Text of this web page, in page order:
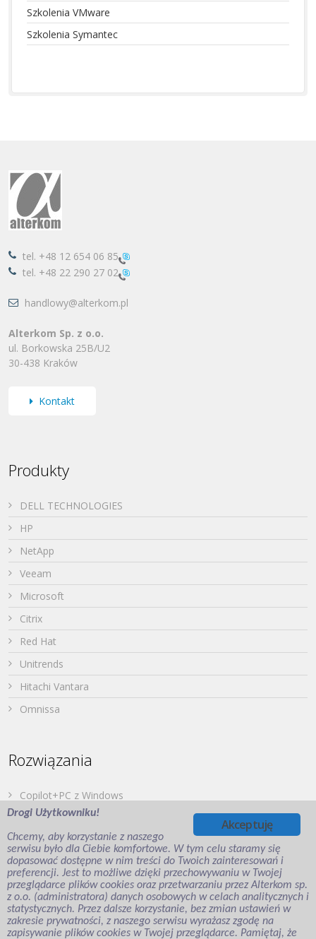
Szkolenia VMware
Szkolenia Symantec
tel. +48 12 654 06 85
tel. +48 22 290 27 02
handlowy@alterkom.pl
Alterkom Sp. z o.o.
ul. Borkowska 25B/U2
30-438 Kraków
Kontakt
Produkty
DELL TECHNOLOGIES
HP
NetApp
Veeam
Microsoft
Citrix
Red Hat
Unitrends
Hitachi Vantara
Omnissa
Rozwiązania
Copilot+PC z Windows
Dell PowerStore
Druk z urządzeń mobilnych
Japońska Twierdza – Hitachi Vantara
Wirtualizacja aplikacji i desktopów
Veeam Backup for Microsoft Entra ID
Akceptuję
Drogi Użytkowniku!
Chcemy, aby korzystanie z naszego
serwisu było dla Ciebie komfortowe. W tym celu staramy się
dopasować dostępne w nim treści do Twoich zainteresowań i
preferencji. Jest to możliwe dzięki przechowywaniu w Twojej
przeglądarce plików cookies oraz przetwarzaniu przez Alterkom sp.
z o.o. (administratora) danych osobowych w celach analitycznych i
statystycznych. Przez dalsze korzystanie, bez zmian ustawień w
zakresie prywatności, z naszego serwisu wyrażasz zgodę na
zapisywanie plików cookies w Twojej przeglądarce. Pamiętaj, że